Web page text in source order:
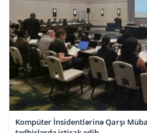
Kompüter İnsidentlərinə Qarşı